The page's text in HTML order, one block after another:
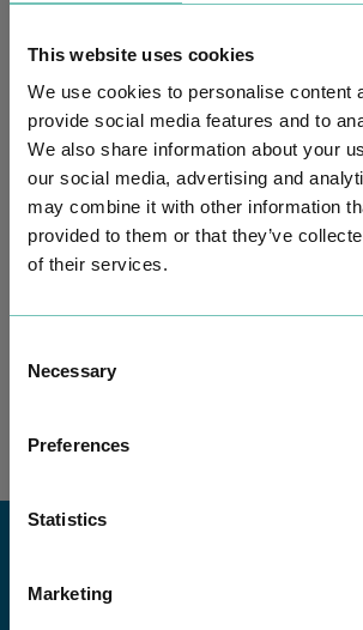
This website uses cookies
We use cookies to personalise content
provide social media features and to
We also share information about your
our social media, advertising and
may combine it with other information
provided to them or that they’ve
of their services.
Selection
Necessary
Preferences
Statistics
Marketing
PODCAST EM ONCOLOGIA
conhecimento técnico c…